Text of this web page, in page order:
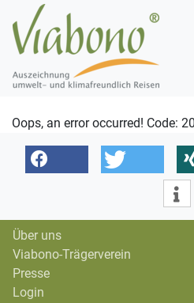
Oops, an error occurred! Code:
Über uns
Viabono-Trägerverein
Presse
Login